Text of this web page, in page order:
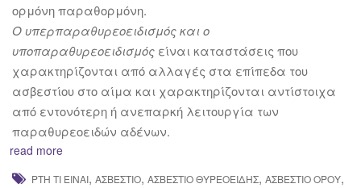
ορμόνη παραθορμόνη.
Ο υπερπαραθυρεοειδισμός και ο
υποπαραθυρεοειδισμός είναι καταστάσεις που
χαρακτηρίζονται από αλλαγές στα επίπεδα του
ασβεστίου στο αίμα και χαρακτηρίζονται αντίστοιχα
από εντονότερη ή ανεπαρκή λειτουργία των
παραθυρεοειδών αδένων.
read more
PTH ΤΙ ΕΊΝΑΙ, ΑΣΒΈΣΤΙΟ, ΑΣΒΕΣΤΙΟ ΘΥΡΕΟΕΙΔΉΣ, ΑΣΒΈΣΤΙΟ ΟΡΟΎ,